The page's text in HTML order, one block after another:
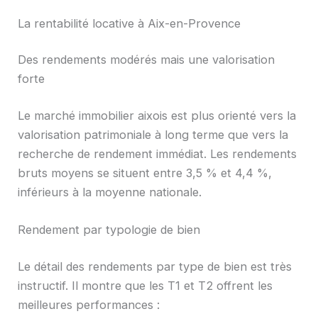
La rentabilité locative à Aix-en-Provence
Des rendements modérés mais une valorisation
forte
Le marché immobilier aixois est plus orienté vers la
valorisation patrimoniale à long terme que vers la
recherche de rendement immédiat. Les rendements
bruts moyens se situent entre 3,5 % et 4,4 %,
inférieurs à la moyenne nationale.
Rendement par typologie de bien
Le détail des rendements par type de bien est très
instructif. Il montre que les T1 et T2 offrent les
meilleures performances :